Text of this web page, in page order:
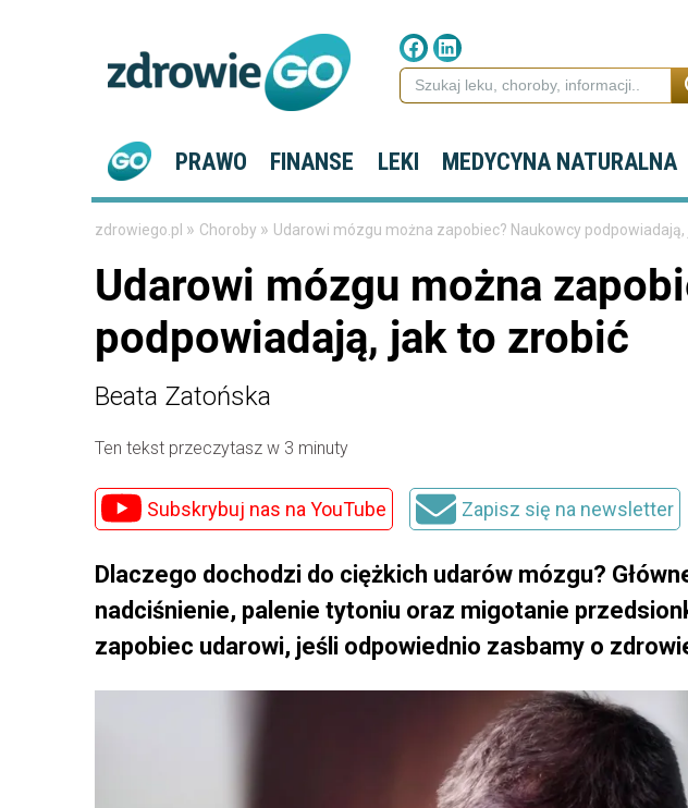
PRAWO FINANSE LEKI MEDYCYNA NATURALNA
zdrowiego.pl » Choroby » Udarowi mózgu można zapobiec? Naukowcy
Udarowi mózgu można
podpowiadają, jak to zrobić
Beata Zatońska
Ten tekst przeczytasz w 3 minuty
Subskrybuj nas na YouTube Zapisz się na newsletter
Dlaczego dochodzi do ciężkich udarów mózgu?
nadciśnienie, palenie tytoniu oraz migotanie
zapobiec udarowi, jeśli odpowiednio zasbamy o